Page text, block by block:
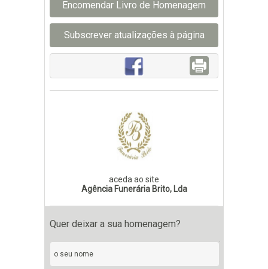
Encomendar Livro de Homenagem
Subscrever atualizações à página
aceda ao site
Agência Funerária Brito, Lda
Quer deixar a sua homenagem?